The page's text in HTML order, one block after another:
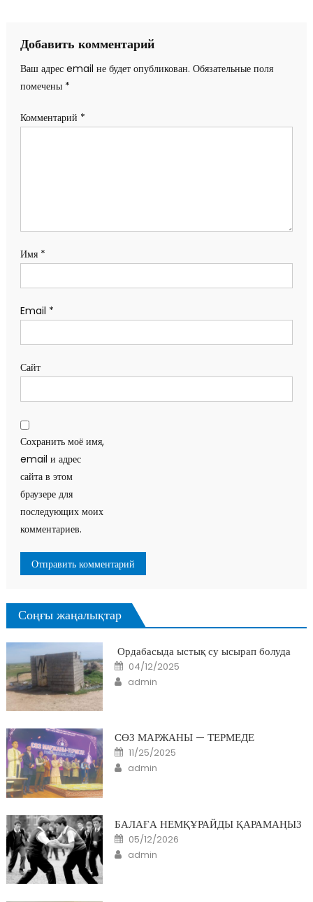
записям
Добавить комментарий
Ваш адрес email не будет опубликован. Обязательные поля
помечены *
Комментарий *
Имя *
Email *
Сайт
Сохранить моё имя,
email и адрес
сайта в этом
браузере для
последующих моих
комментариев.
Соңғы жаңалықтар
Ордабасыда ыстық су ысырап болуда
Posted
on
04/12/2025
Author
admin
СӨЗ МАРЖАНЫ — ТЕРМЕДЕ
Posted
on
11/25/2025
Author
admin
БАЛАҒА НЕМҚҰРАЙДЫ ҚАРАМАҢЫЗ
Posted
on
05/12/2026
Author
admin